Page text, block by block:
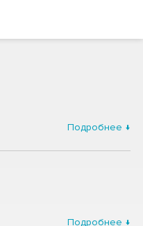
Подробнее ↓
Подробнее ↓